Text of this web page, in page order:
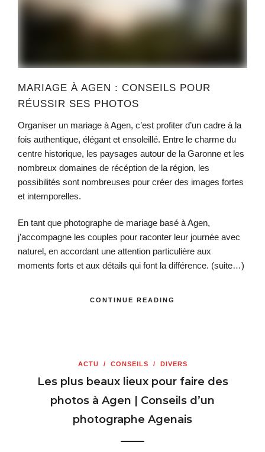
MARIAGE À AGEN : CONSEILS POUR
RÉUSSIR SES PHOTOS
Organiser un mariage à Agen, c’est profiter d’un cadre à la
fois authentique, élégant et ensoleillé. Entre le charme du
centre historique, les paysages autour de la Garonne et les
nombreux domaines de récéption de la région, les
possibilités sont nombreuses pour créer des images fortes
et intemporelles.
En tant que photographe de mariage basé à Agen,
j’accompagne les couples pour raconter leur journée avec
naturel, en accordant une attention particulière aux
moments forts et aux détails qui font la différence. (suite…)
CONTINUE READING
ACTU / CONSEILS / DIVERS
Les plus beaux lieux pour faire des
photos à Agen | Conseils d’un
photographe Agenais